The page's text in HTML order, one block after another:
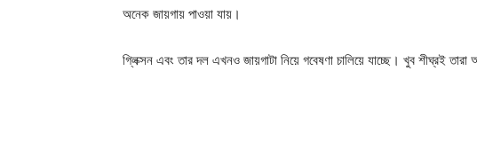
অনেক জায়গায় পাওয়া যায়।
গ্লিক্সন এবং তার দল এখনও জায়গাটা নিয়ে গবেষণা চালিয়ে যাচ্ছে। খুব শীঘ্রই